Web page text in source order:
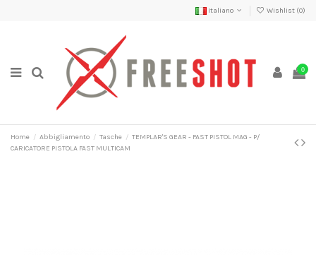
Italiano Wishlist (0)
0
Home Abbigliamento Tasche
TEMPLAR'S GEAR - FAST PISTOL MAG - P/
CARICATORE PISTOLA FAST MULTICAM